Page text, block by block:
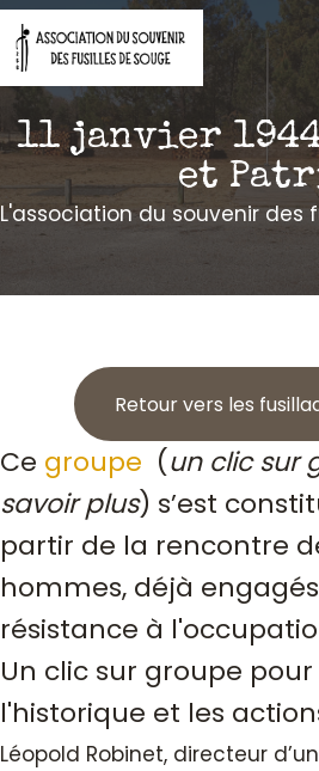
Aller
au
contenu
11 janvier
et
L'association du souvenir des
Retour vers les
Ce groupe (un clic sur
savoir plus) s’est
partir de la rencontre
hommes, déjà
résistance à
Un clic sur groupe
l'historique et les
Léopold Robinet, directeur